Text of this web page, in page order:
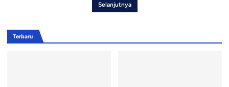
Selanjutnya
Terbaru